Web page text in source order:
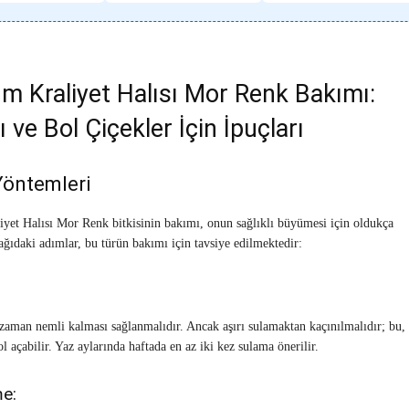
Kraliyet Halısı Mor Renk Bakımı:
ve Bol Çiçekler İçin İpuçları
Halısı Mor Renk bitkisinin bakımı, onun sağlıklı büyümesi için oldukça
adımlar, bu türün bakımı için tavsiye edilmektedir:
nemli kalması sağlanmalıdır. Ancak aşırı sulamaktan kaçınılmalıdır;
açabilir. Yaz aylarında haftada en az iki kez sulama önerilir.